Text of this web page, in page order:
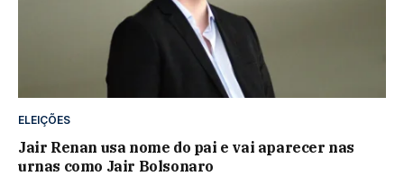
ELEIÇÕES
Jair Renan usa nome do pai e vai aparecer nas
urnas como Jair Bolsonaro